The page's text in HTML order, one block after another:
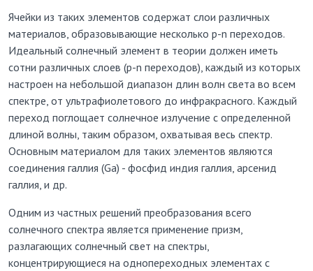
Ячейки из таких элементов содержат слои различных
материалов, образовывающие несколько p-n переходов.
Идеальный солнечный элемент в теории должен иметь
сотни различных слоев (p-n переходов), каждый из которых
настроен на небольшой диапазон длин волн света во всем
спектре, от ультрафиолетового до инфракрасного. Каждый
переход поглощает солнечное излучение с определенной
длиной волны, таким образом, охватывая весь спектр.
Основным материалом для таких элементов являются
соединения галлия (Ga) - фосфид индия галлия, арсенид
галлия, и др.
Одним из частных решений преобразования всего
солнечного спектра является применение призм,
разлагающих солнечный свет на спектры,
концентрирующиеся на однопереходных элементах с